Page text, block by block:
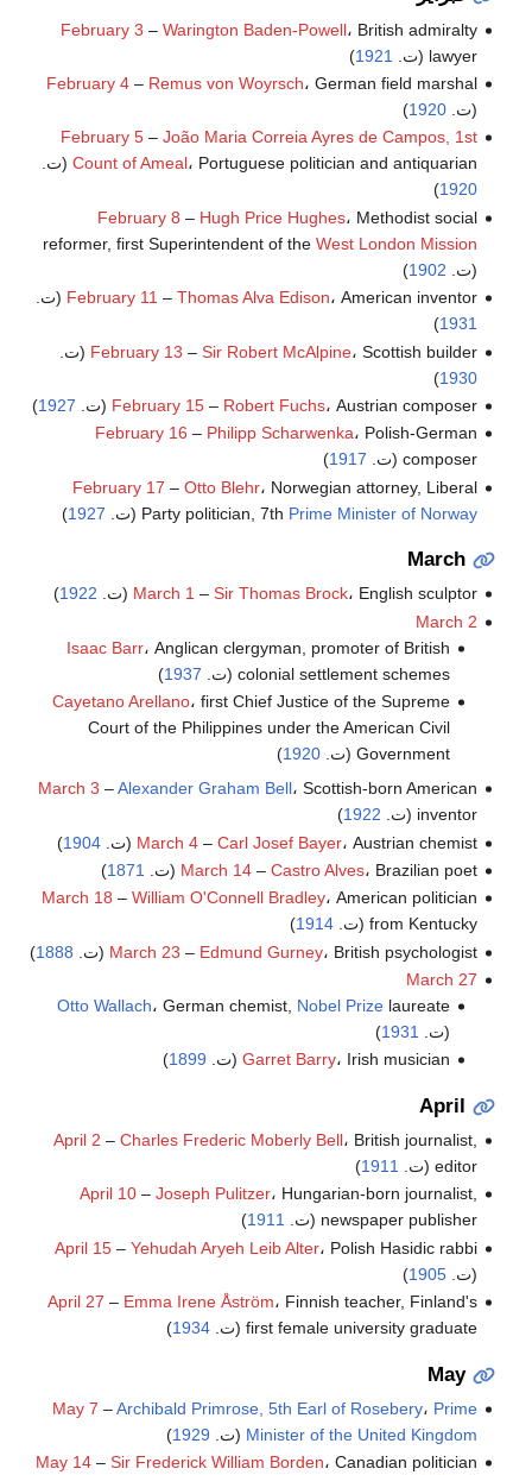
February 3 – Warington Baden-Powell، British admiralty
lawyer (ت.
1921
)
February 4– Remus von Woyrsch، German field marshal
(ت.1920
)
February 5– João Maria Correia Ayres de Campos, 1st
Count of Ameal، Portuguese politician and antiquarian (ت.
1920
)
February 8 – Hugh Price Hughes، Methodist social
reformer, first Superintendent of the West London Mission
(ت. 1902
)
February 11 – Thomas Alva Edison، American inventor (ت.
1931
)
February 13 – Sir Robert McAlpine، Scottish builder (ت.
1930
)
February 15– Robert Fuchs، Austrian composer (ت. 1927
)
February 16 – Philipp Scharwenka، Polish-German
composer (ت.
1917
)
February 17 – Otto Blehr، Norwegian attorney, Liberal
Party politician, 7th Prime Minister of Norway (ت. 1927
)
March
March 1 – Sir Thomas Brock، English sculptor (ت. 1922
)
March 2
Isaac Barr، Anglican clergyman, promoter of British
colonial settlement schemes (ت.
1937
)
Cayetano Arellano، first Chief Justice of the Supreme
Court of the Philippines under the American Civil
Government (ت.
1920
)
March 3 –Alexander Graham Bell، Scottish-born American
inventor (ت.
1922
)
March 4– Carl Josef Bayer، Austrian chemist (ت. 1904
)
March 14– Castro Alves، Brazilian poet (ت. 1871
)
March 18 – William O'Connell Bradley، American politician
from Kentucky (ت.
1914
)
March 23 – Edmund Gurney، British psychologist (ت. 1888
)
March 27
Otto Wallach، German chemist, Nobel Prize laureate
(ت.
1931
)
Garret Barry، Irish musician (ت. 1899
)
April
April 2 – Charles Frederic Moberly Bell، British journalist,
editor (ت.
1911
)
April 10– Joseph Pulitzer، Hungarian-born journalist,
newspaper publisher (ت.
1911
)
April 15– Yehudah Aryeh Leib Alter، Polish Hasidic rabbi
(ت.1905
)
April 27 – Emma Irene Åström، Finnish teacher, Finland's
first female university graduate (ت.
1934
)
May
May 7 –Archibald Primrose, 5th Earl of Rosebery، Prime
Minister of the United Kingdom (ت. 1929
)
May 14– Sir Frederick William Borden، Canadian politician